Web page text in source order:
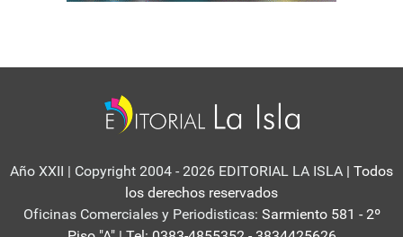
Año XXII | Copyright 2004 - 2026 EDITORIAL LA ISLA | Todos
los derechos reservados
Oficinas Comerciales y Periodisticas: Sarmiento 581 - 2º